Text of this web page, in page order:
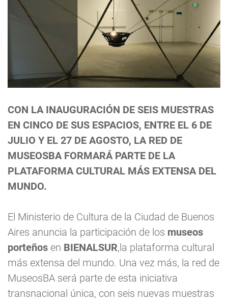
CON LA INAUGURACIÓN DE SEIS MUESTRAS
EN CINCO DE SUS ESPACIOS, ENTRE EL 6 DE
JULIO Y EL 27 DE AGOSTO, LA RED DE
MUSEOSBA FORMARÁ PARTE DE LA
PLATAFORMA CULTURAL MÁS EXTENSA DEL
MUNDO.
El Ministerio de Cultura de la Ciudad de Buenos
Aires anuncia la participación de los museos
porteños en BIENALSUR,la plataforma cultural
más extensa del mundo. Una vez más, la red de
MuseosBA será parte de esta iniciativa
transnacional única, con seis nuevas muestras